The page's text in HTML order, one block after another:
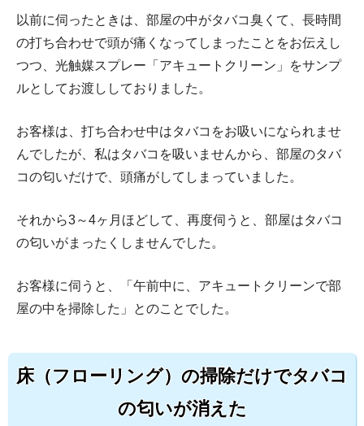
以前に伺ったときは、部屋の中がタバコ臭くて、長時間
の打ち合わせで頭が痛くなってしまったことをお伝えし
つつ、光触媒スプレー「アキュートクリーン」をサンプ
ルとしてお渡ししておりました。
お客様は、打ち合わせ中はタバコをお吸いになられませ
んでしたが、私はタバコを吸いませんから、部屋のタバ
コの匂いだけで、頭痛がしてしまっていました。
それから3～4ヶ月ほどして、再度伺うと、部屋はタバコ
の匂いがまったくしませんでした。
お客様に伺うと、「午前中に、アキュートクリーンで部
屋の中を掃除した」とのことでした。
床（フローリング）の掃除だけでタバコ
の匂いが消えた